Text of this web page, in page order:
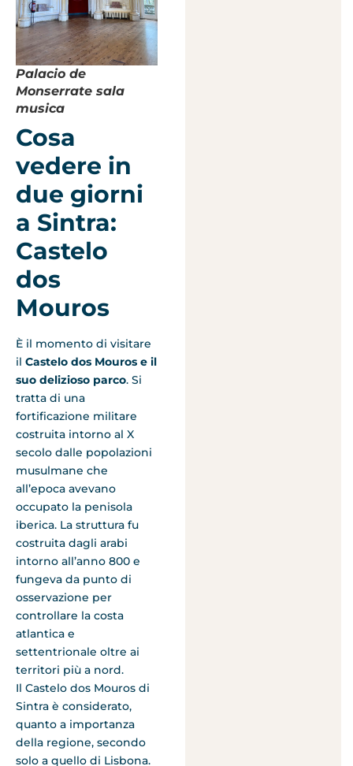
Palacio de
Monserrate sala
musica
Cosa
vedere in
due giorni
a Sintra:
Castelo
dos
Mouros
È il momento di visitare
il Castelo dos Mouros e il
suo delizioso parco. Si
tratta di una
fortificazione militare
costruita intorno al X
secolo dalle popolazioni
musulmane che
all’epoca avevano
occupato la penisola
iberica. La struttura fu
costruita dagli arabi
intorno all’anno 800 e
fungeva da punto di
osservazione per
controllare la costa
atlantica e
settentrionale oltre ai
territori più a nord.
Il Castelo dos Mouros di
Sintra è considerato,
quanto a importanza
della regione, secondo
solo a quello di Lisbona.